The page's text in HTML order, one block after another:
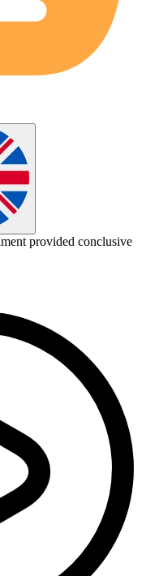
provided conclusive